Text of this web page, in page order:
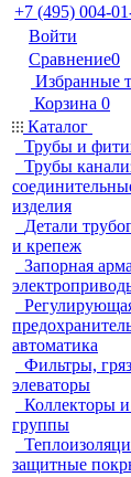
+7 (495) 004-
Войти
Сравнение0
Избранные
Корзина 0
Каталог
Трубы и
Трубы
изделия
Детали
и крепеж
Запорная
автоматика
Фильтры,
элеваторы
Коллекторы
группы
защитные